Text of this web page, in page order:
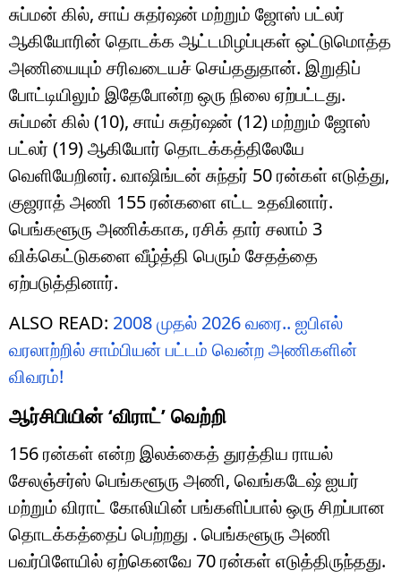
சுப்மன் கில், சாய் சுதர்ஷன் மற்றும் ஜோஸ் பட்லர்
ஆகியோரின் தொடக்க ஆட்டமிழப்புகள் ஒட்டுமொத்த
அணியையும் சரிவடையச் செய்ததுதான். இறுதிப்
போட்டியிலும் இதேபோன்ற ஒரு நிலை ஏற்பட்டது.
சுப்மன் கில் (10), சாய் சுதர்ஷன் (12) மற்றும் ஜோஸ்
பட்லர் (19) ஆகியோர் தொடக்கத்திலேயே
வெளியேறினர். வாஷிங்டன் சுந்தர் 50 ரன்கள் எடுத்து,
குஜராத் அணி 155 ரன்களை எட்ட உதவினார்.
பெங்களூரு அணிக்காக, ரசிக் தார் சலாம் 3
விக்கெட்டுகளை வீழ்த்தி பெரும் சேதத்தை
ஏற்படுத்தினார்.
ALSO READ: 2008 முதல் 2026 வரை.. ஐபிஎல்
வரலாற்றில் சாம்பியன் பட்டம் வென்ற அணிகளின்
விவரம்!
ஆர்சிபியின் ‘விராட்’ வெற்றி
156 ரன்கள் என்ற இலக்கைத் துரத்திய ராயல்
சேலஞ்சர்ஸ் பெங்களூரு அணி, வெங்கடேஷ் ஐயர்
மற்றும் விராட் கோலியின் பங்களிப்பால் ஒரு சிறப்பான
தொடக்கத்தைப் பெற்றது . பெங்களூரு அணி
பவர்பிளேயில் ஏற்கெனவே 70 ரன்கள் எடுத்திருந்தது.